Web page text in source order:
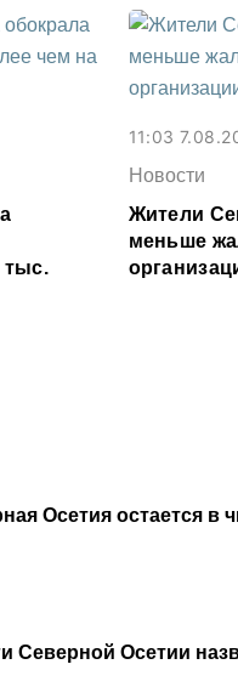
Осетия остается в
Северной Осетии
тыс.
11:03
Новости
Жители
меньше